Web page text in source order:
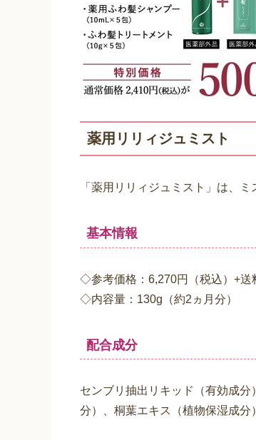
薬用リリィジュミスト
「薬用リリィジュミスト」は、ミ
基本情報
◇参考価格：6,270円（税込）+送
◇内容量：130g（約2ヵ月分）
配合成分
センブリ抽出リキッド（有効成
分）、桐葉エキス（植物保湿成